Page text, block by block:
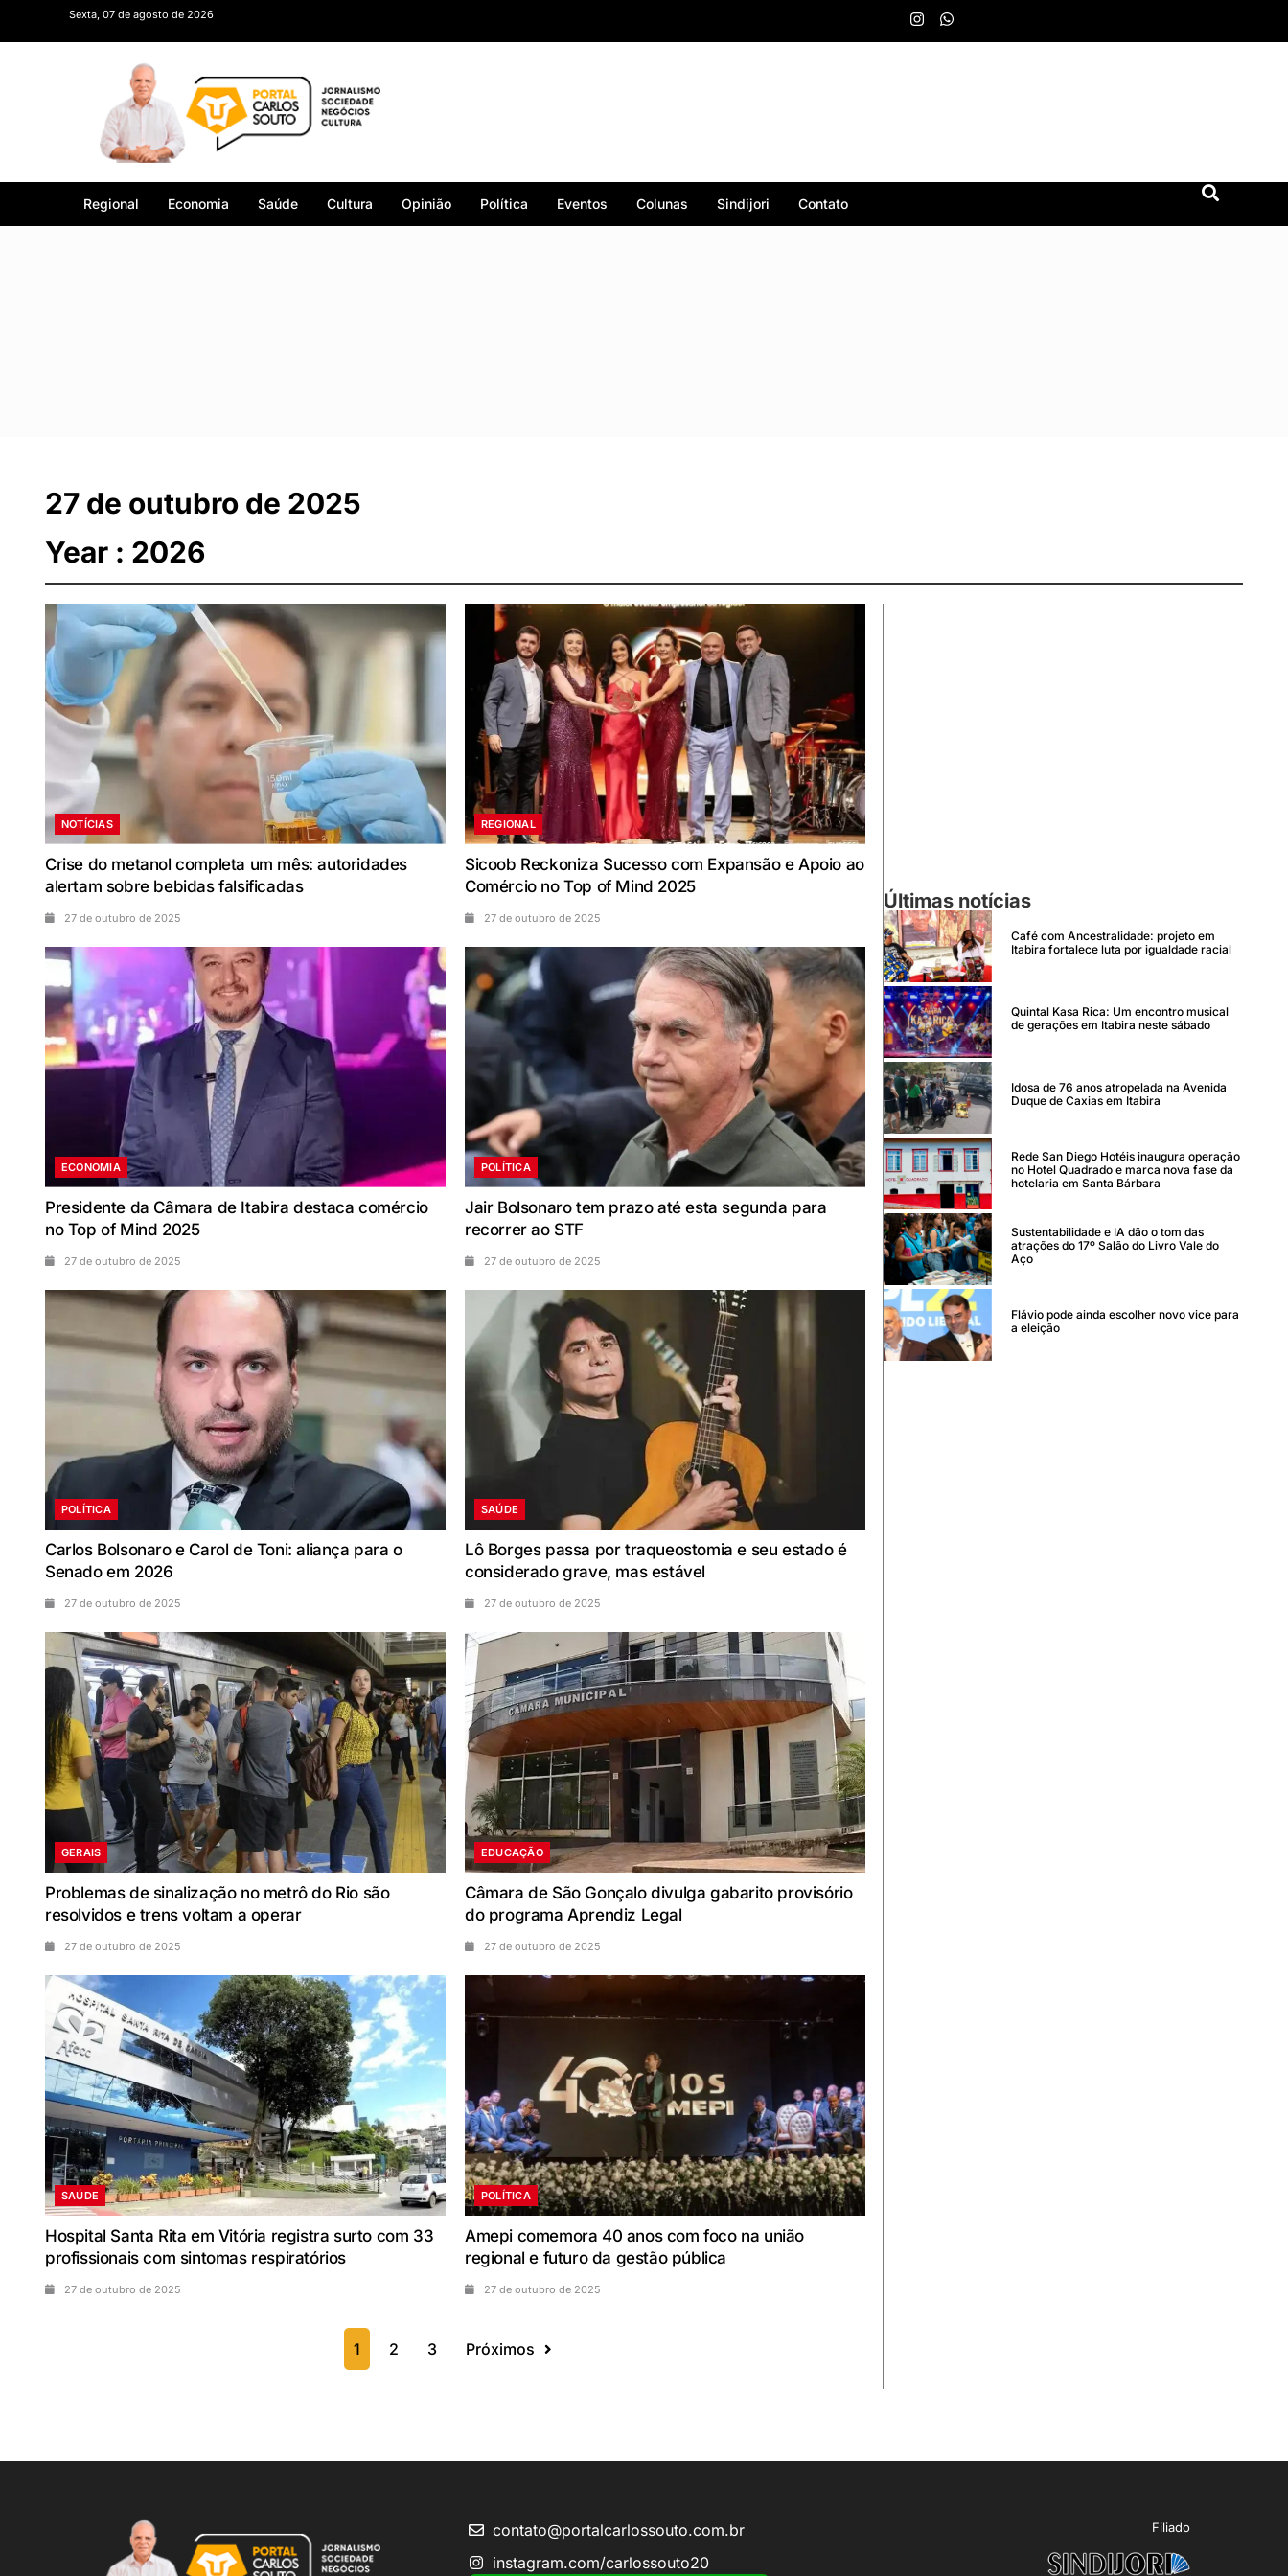
Sexta, 07 de agosto de 2026
Regional Economia Saúde Cultura Opinião Política Eventos Colunas Sindijori Contato
27 de outubro de 2025
Year : 2026
NOTÍCIAS
Crise do metanol completa um mês: autoridades
alertam sobre bebidas falsificadas
27 de outubro de 2025
REGIONAL
Sicoob Reckoniza Sucesso com Expansão e Apoio ao
Comércio no Top of Mind 2025
27 de outubro de 2025
ECONOMIA
Presidente da Câmara de Itabira destaca comércio
no Top of Mind 2025
27 de outubro de 2025
POLÍTICA
Jair Bolsonaro tem prazo até esta segunda para
recorrer ao STF
27 de outubro de 2025
POLÍTICA
Carlos Bolsonaro e Carol de Toni: aliança para o
Senado em 2026
27 de outubro de 2025
SAÚDE
Lô Borges passa por traqueostomia e seu estado é
considerado grave, mas estável
27 de outubro de 2025
GERAIS
Problemas de sinalização no metrô do Rio são
resolvidos e trens voltam a operar
27 de outubro de 2025
EDUCAÇÃO
Câmara de São Gonçalo divulga gabarito provisório
do programa Aprendiz Legal
27 de outubro de 2025
SAÚDE
Hospital Santa Rita em Vitória registra surto com 33
profissionais com sintomas respiratórios
27 de outubro de 2025
POLÍTICA
Amepi comemora 40 anos com foco na união
regional e futuro da gestão pública
27 de outubro de 2025
1 2 3 Próximos
Últimas notícias
Café com Ancestralidade: projeto em
Itabira fortalece luta por igualdade racial
Quintal Kasa Rica: Um encontro musical
de gerações em Itabira neste sábado
Idosa de 76 anos atropelada na Avenida
Duque de Caxias em Itabira
Rede San Diego Hotéis inaugura operação
no Hotel Quadrado e marca nova fase da
hotelaria em Santa Bárbara
Sustentabilidade e IA dão o tom das
atrações do 17º Salão do Livro Vale do
Aço
Flávio pode ainda escolher novo vice para
a eleição
contato@portalcarlossouto.com.br
instagram.com/carlossouto20
Filiado